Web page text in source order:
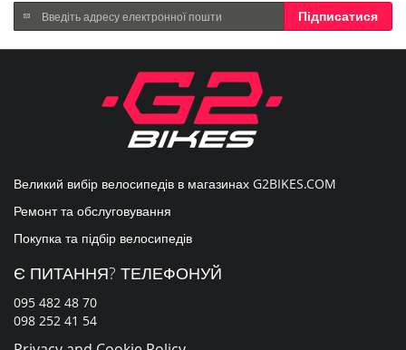
Підпишіться
на
нашу
Підписатися
Великий вибір велосипедів в магазинах G2BIKES.COM
Ремонт та обслуговування
Покупка та підбір велосипедів
Є ПИТАННЯ? ТЕЛЕФОНУЙ
095 482 48 70
098 252 41 54